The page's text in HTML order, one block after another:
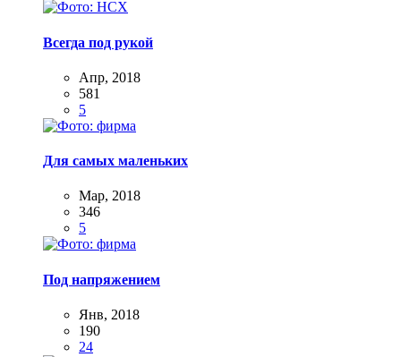
Всегда под рукой
Апр, 2018
581
5
Для самых маленьких
Мар, 2018
346
5
Под напряжением
Янв, 2018
190
24